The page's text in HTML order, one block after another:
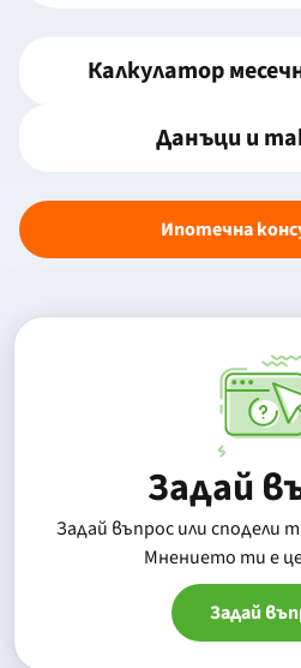
Калкулатор
Данъци и
Ипотечна
Задай
Задай въпрос или сподели
Mнението ти е
Задай